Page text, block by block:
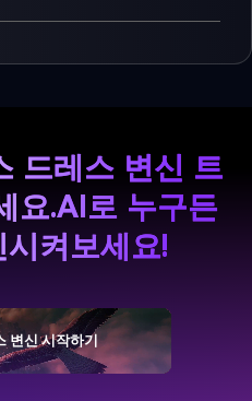
드레스 변신 트
요.AI로 누구든
켜보세요!
변신 시작하기